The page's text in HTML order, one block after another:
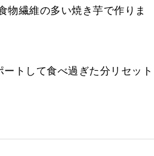
物繊維の多い焼き芋で作りま
トして食べ過ぎた分リセット